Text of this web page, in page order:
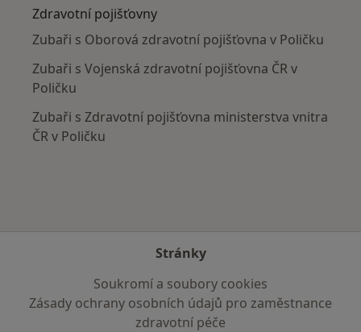
Zdravotní pojišťovny
Zubaři s Oborová zdravotní pojišťovna v Poličku
Zubaři s Vojenská zdravotní pojišťovna ČR v
Poličku
Zubaři s Zdravotní pojišťovna ministerstva vnitra
ČR v Poličku
Stránky
Soukromí a soubory cookies
Zásady ochrany osobních údajů pro zaměstnance
zdravotní péče